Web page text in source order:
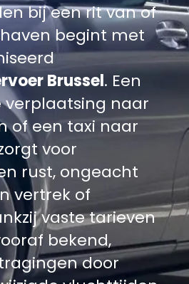
bij een rit van of
begint met
Brussel. Een
naar
of een taxi naar
voor
rust, ongeacht
vertrek of
vaste tarieven
bekend,
door